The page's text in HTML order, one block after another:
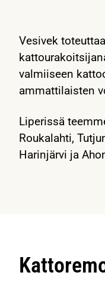
Vesivek
valmiiseen
ammattilaisten
Liperissä
Roukalahti,
Harinjärvi ja